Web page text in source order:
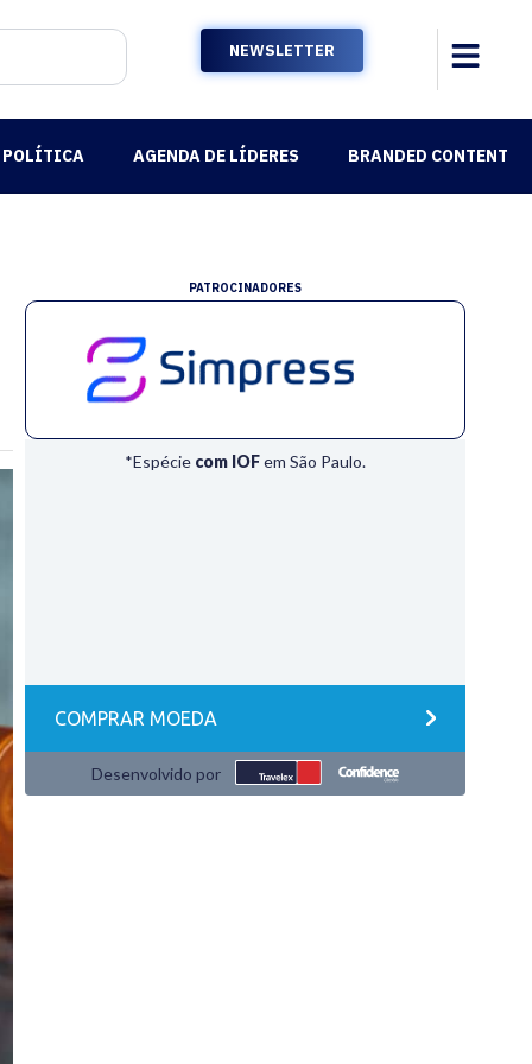
NEWSLETTER
POLÍTICA AGENDA DE LÍDERES BRANDED CONTENT
PATROCINADORES